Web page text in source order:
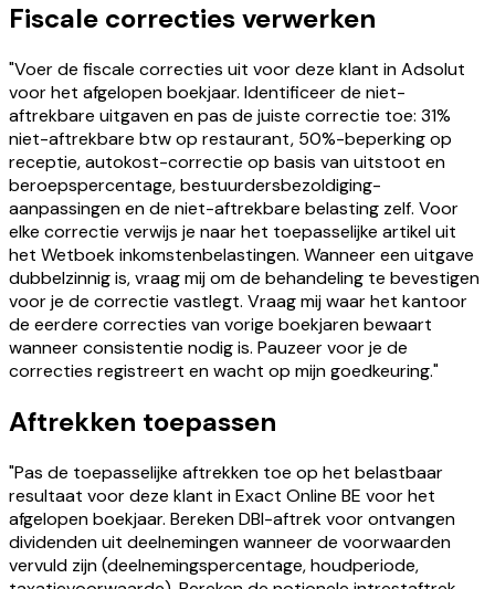
Fiscale correcties verwerken
"Voer de fiscale correcties uit voor deze klant in Adsolut
voor het afgelopen boekjaar. Identificeer de niet-
aftrekbare uitgaven en pas de juiste correctie toe: 31%
niet-aftrekbare btw op restaurant, 50%-beperking op
receptie, autokost-correctie op basis van uitstoot en
beroepspercentage, bestuurdersbezoldiging-
aanpassingen en de niet-aftrekbare belasting zelf. Voor
elke correctie verwijs je naar het toepasselijke artikel uit
het Wetboek inkomstenbelastingen. Wanneer een uitgave
dubbelzinnig is, vraag mij om de behandeling te bevestigen
voor je de correctie vastlegt. Vraag mij waar het kantoor
de eerdere correcties van vorige boekjaren bewaart
wanneer consistentie nodig is. Pauzeer voor je de
correcties registreert en wacht op mijn goedkeuring."
Aftrekken toepassen
"Pas de toepasselijke aftrekken toe op het belastbaar
resultaat voor deze klant in Exact Online BE voor het
afgelopen boekjaar. Bereken DBI-aftrek voor ontvangen
dividenden uit deelnemingen wanneer de voorwaarden
vervuld zijn (deelnemingspercentage, houdperiode,